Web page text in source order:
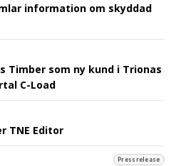
information om skyddad
Timber som ny kund i Trionas
C-Load
TNE Editor
Pressrelease